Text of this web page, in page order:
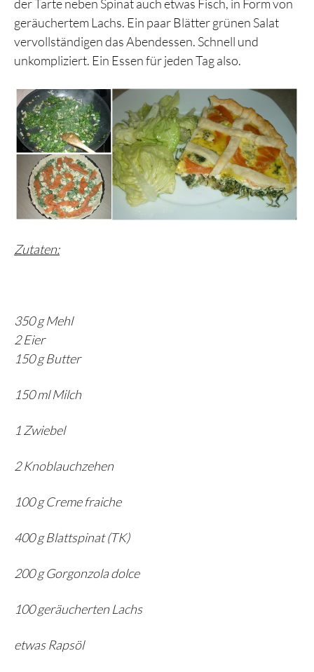
der Tarte neben Spinat auch etwas Fisch, in Form von
geräuchertem Lachs. Ein paar Blätter grünen Salat
vervollständigen das Abendessen. Schnell und
unkompliziert. Ein Essen für jeden Tag also.
Zutaten:
350 g Mehl
2 Eier
150 g Butter
150 ml Milch
1 Zwiebel
2 Knoblauchzehen
100 g Creme fraiche
400 g Blattspinat (TK)
200 g Gorgonzola dolce
100 geräucherten Lachs
etwas Rapsöl